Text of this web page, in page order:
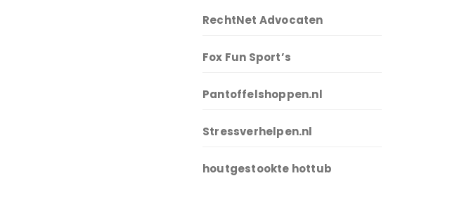
RechtNet Advocaten
Fox Fun Sport’s
Pantoffelshoppen.nl
Stressverhelpen.nl
houtgestookte hottub